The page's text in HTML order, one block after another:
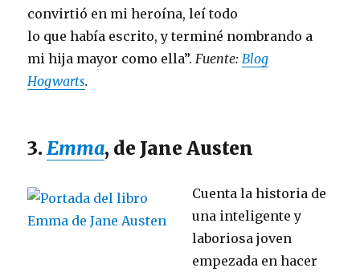
convirtió en mi heroína, leí todo
lo que había escrito, y terminé nombrando a
mi hija mayor como ella”. Fuente: Blog
Hogwarts.
3.Emma, de Jane Austen
Cuenta la historia de
una inteligente y
laboriosa joven
empezada en hacer